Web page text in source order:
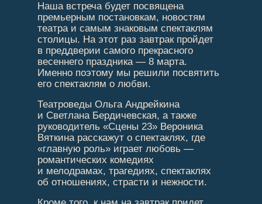
Театроведы Ольга Андрейкина
и Светлана Бердичевская, а также
руководитель «Сцены 23» Вероника
Вяткина расскажут о спектаклях, где
«главную роль» играет любовь —
романтических комедиях
и мелодрамах, трагедиях, спектаклях
об отношениях, страсти и нежности.
Наша встреча будет посвящена
премьерным постановкам, новостям
театра и самым знаковым спектаклям
столицы. На этот раз завтрак пройдет
в преддверии самого прекрасного
весеннего праздника — 8 марта.
Именно поэтому мы решили посвятить
его спектаклям о любви.